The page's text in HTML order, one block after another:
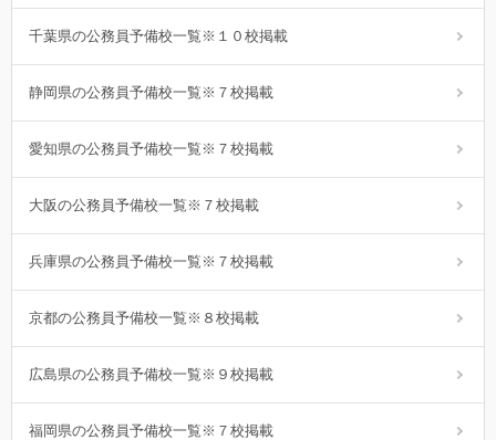
千葉県の公務員予備校一覧※１０校掲載
静岡県の公務員予備校一覧※７校掲載
愛知県の公務員予備校一覧※７校掲載
大阪の公務員予備校一覧※７校掲載
兵庫県の公務員予備校一覧※７校掲載
京都の公務員予備校一覧※８校掲載
広島県の公務員予備校一覧※９校掲載
福岡県の公務員予備校一覧※７校掲載